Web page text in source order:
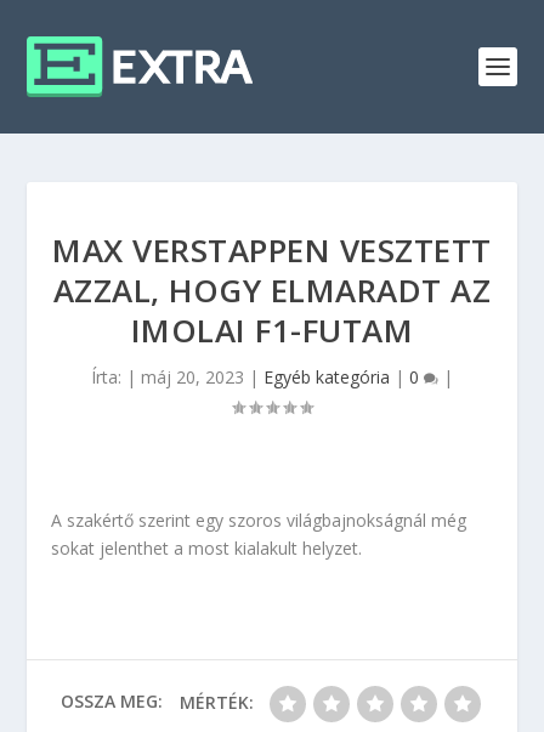
MAX VERSTAPPEN VESZTETT
AZZAL, HOGY ELMARADT AZ
IMOLAI F1-FUTAM
Írta: | máj 20, 2023 | Egyéb kategória | 0 |
A szakértő szerint egy szoros világbajnokságnál még
sokat jelenthet a most kialakult helyzet.
OSSZA MEG: MÉRTÉK: